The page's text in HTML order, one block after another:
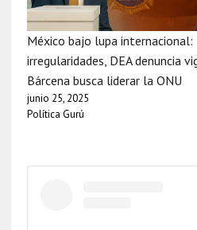
México bajo lupa internacional:
irregularidades, DEA denuncia
Bárcena busca liderar la ONU
junio 25, 2025
Política Gurú